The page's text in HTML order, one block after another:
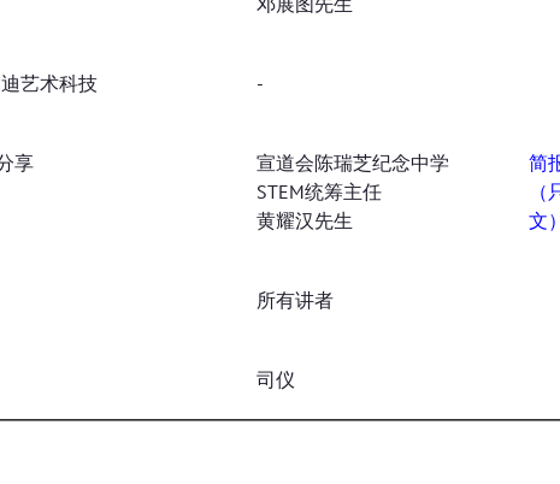
艺术科技 -
享
宣道会陈瑞芝纪念中学
STEM统筹主任
黄耀汉先生
简
文）
所有讲者
司仪